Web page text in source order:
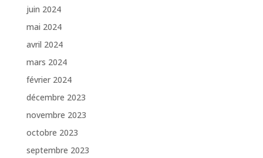
juin 2024
mai 2024
avril 2024
mars 2024
février 2024
décembre 2023
novembre 2023
octobre 2023
septembre 2023